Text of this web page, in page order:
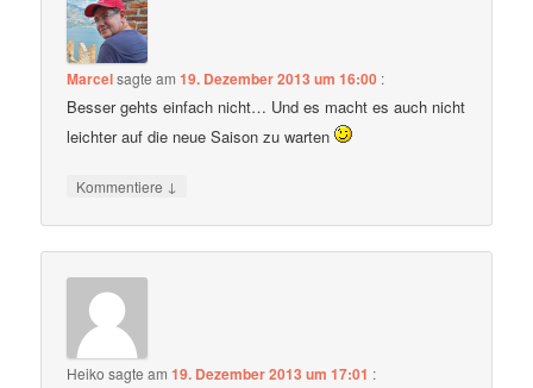
Marcelsagte am19. Dezember 2013 um 16:00 :
Besser gehts einfach nicht… Und es macht es auch nicht
leichter auf die neue Saison zu warten
Kommentiere ↓
Heiko sagte am19. Dezember 2013 um 17:01 :